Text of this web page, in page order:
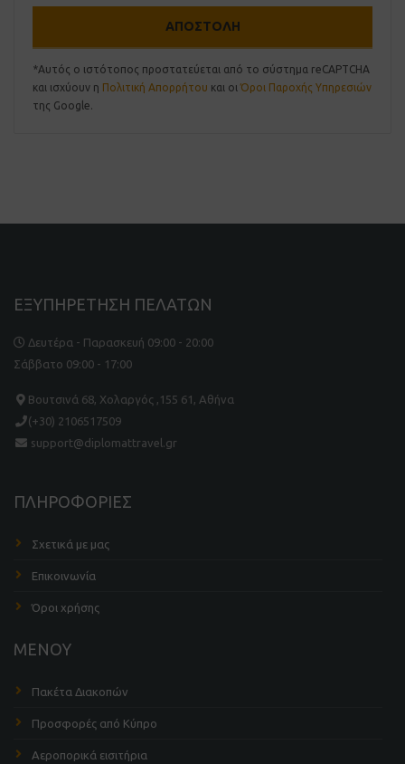
*Αυτός ο ιστότοπος προστατεύεται από το σύστημα reCAPTCHA
και ισχύουν η Πολιτική Απορρήτου και οι Όροι Παροχής Υπηρεσιών
της Google.
ΕΞΥΠΗΡΕΤΗΣΗ ΠΕΛΑΤΩΝ
Δευτέρα - Παρασκευή 09:00 - 20:00
Σάββατο 09:00 - 17:00
Βουτσινά 68, Χολαργός ,155 61, Αθήνα
(+30) 2106517509
support@diplomattravel.gr
ΠΛΗΡΟΦΟΡΙΕΣ
Σχετικά με μας
Επικοινωνία
Όροι χρήσης
ΜΕΝΟΥ
Πακέτα Διακοπών
Προσφορές από Κύπρο
Αεροπορικά εισιτήρια